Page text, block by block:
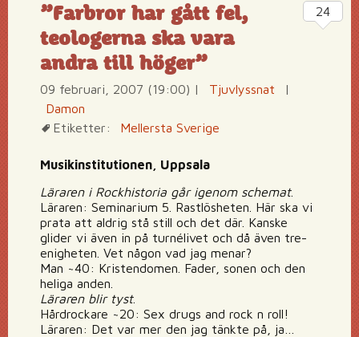
”Farbror har gått fel,
teologerna ska vara
andra till höger”
09 februari, 2007 (19:00) | Tjuvlyssnat
|
Damon
Etiketter:
Mellersta Sverige
Musikinstitutionen, Uppsala
Läraren i Rockhistoria går igenom schemat.
Läraren: Seminarium 5. Rastlösheten. Här ska vi
prata att aldrig stå still och det där. Kanske
glider vi även in på turnélivet och då även tre-
enigheten. Vet någon vad jag menar?
Man ~40: Kristendomen. Fader, sonen och den
heliga anden.
Läraren blir tyst.
Hårdrockare ~20: Sex drugs and rock n roll!
Läraren: Det var mer den jag tänkte på, ja…
24